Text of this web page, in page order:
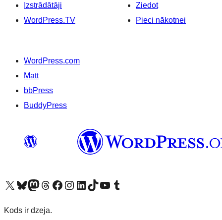
Izstrādātāji
WordPress.TV
Ziedot
Pieci nākotnei
WordPress.com
Matt
bbPress
BuddyPress
Apmeklējiet mūsu X (agrāk Twitter) kontu
Apmeklējiet mūsu Bluesky kontu
Apmeklējiet mūsu Mastodon kontu
Apmeklējiet mūsu Threads kontu
Apmeklējiet mūsu Facebook lapuApmeklējiet mūsu Instagram kontu
Apmeklējiet mūsu LinkedIn kontu
Apmeklējiet mūsu TikTok kontu
Apmeklējiet mūsu YouTube kanālu
Apmeklējiet mūsu Tumblr kontu
Kods ir dzeja.